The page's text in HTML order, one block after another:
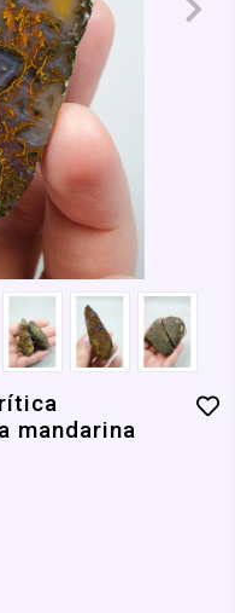
mandarina